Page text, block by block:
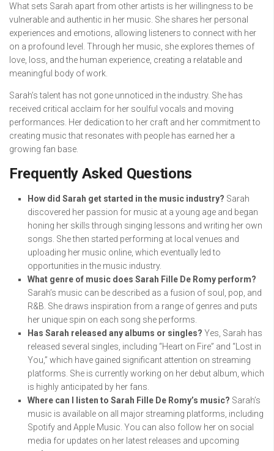
What sets Sarah apart from other artists is her willingness to be
vulnerable and authentic in her music. She shares her personal
experiences and emotions, allowing listeners to connect with her
on a profound level. Through her music, she explores themes of
love, loss, and the human experience, creating a relatable and
meaningful body of work.
Sarah’s talent has not gone unnoticed in the industry. She has
received critical acclaim for her soulful vocals and moving
performances. Her dedication to her craft and her commitment to
creating music that resonates with people has earned her a
growing fan base.
Frequently Asked Questions
How did Sarah get started in the music industry? Sarah
discovered her passion for music at a young age and began
honing her skills through singing lessons and writing her own
songs. She then started performing at local venues and
uploading her music online, which eventually led to
opportunities in the music industry.
What genre of music does Sarah Fille De Romy perform?
Sarah’s music can be described as a fusion of soul, pop, and
R&B. She draws inspiration from a range of genres and puts
her unique spin on each song she performs.
Has Sarah released any albums or singles? Yes, Sarah has
released several singles, including “Heart on Fire” and “Lost in
You,” which have gained significant attention on streaming
platforms. She is currently working on her debut album, which
is highly anticipated by her fans.
Where can I listen to Sarah Fille De Romy’s music? Sarah’s
music is available on all major streaming platforms, including
Spotify and Apple Music. You can also follow her on social
media for updates on her latest releases and upcoming